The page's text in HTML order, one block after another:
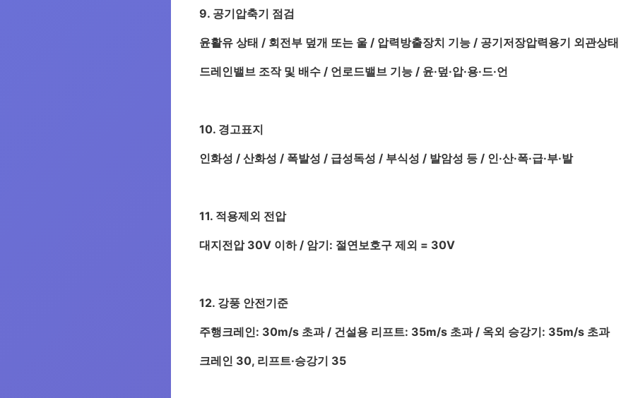
9. 공기압축기 점검
윤활유 상태 / 회전부 덮개 또는 울 / 압력방출장치 기능 / 공기저장압력용기 외관상태
드레인밸브 조작 및 배수 / 언로드밸브 기능 / 윤·덮·압·용·드·언
10. 경고표지
인화성 / 산화성 / 폭발성 / 급성독성 / 부식성 / 발암성 등 / 인·산·폭·급·부·발
11. 적용제외 전압
대지전압 30V 이하 / 암기: 절연보호구 제외 = 30V
12. 강풍 안전기준
주행크레인: 30m/s 초과 / 건설용 리프트: 35m/s 초과 / 옥외 승강기: 35m/s 초과
크레인 30, 리프트·승강기 35